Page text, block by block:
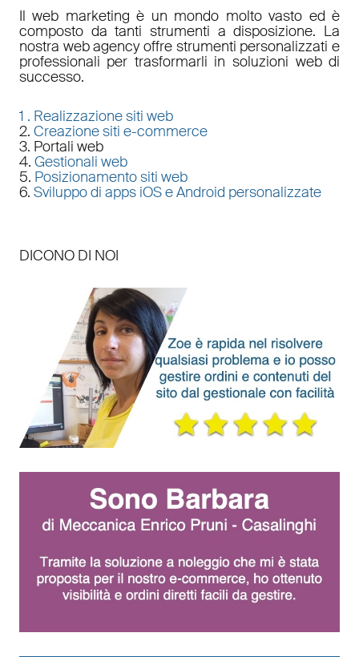
Ilweb marketing è un mondo molto vasto ed è
composto da tanti strumenti a disposizione. La
nostra web agencyoffre strumenti personalizzati e
professionali per trasformarli in soluzioni web di
successo.
1 . Realizzazione siti web
2. Creazione siti e-commerce
3. Portali web
4. Gestionali web
5. Posizionamento siti web
6. Sviluppo di apps iOS e Android personalizzate
DICONO DI NOI